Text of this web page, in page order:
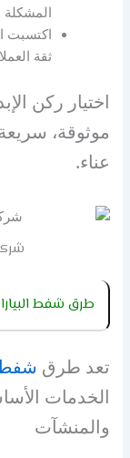
المشكلة
اكتسبت
ثقة
اختيار ركن
موثوقة،
عناء.
طرق شفط
تعد طرق شفط
الخدمات
والمنشآت